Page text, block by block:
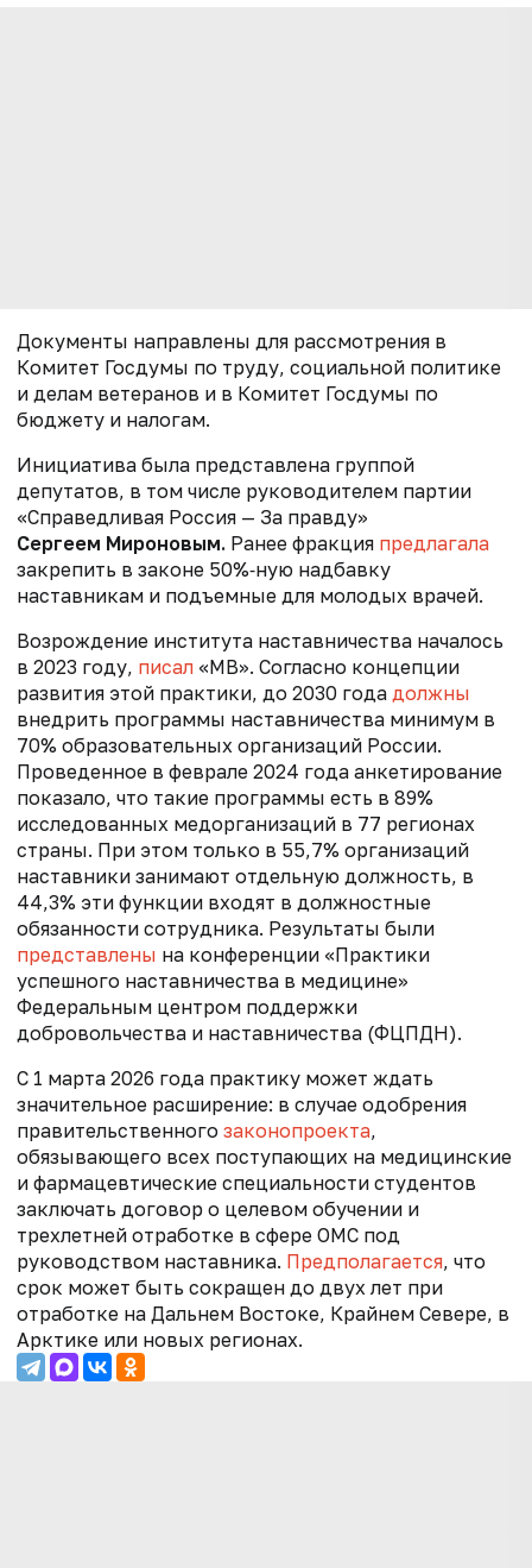
Документы направлены для рассмотрения в
Комитет Госдумы по труду, социальной политике
и делам ветеранов и в Комитет Госдумы по
бюджету и налогам.
Инициатива была представлена группой
депутатов, в том числе руководителем партии
«Справедливая Россия — За правду»
Сергеем Мироновым. Ранее фракция предлагала
закрепить в законе 50%‑ную надбавку
наставникам и подъемные для молодых врачей.
Возрождение института наставничества началось
в 2023 году, писал «МВ». Согласно концепции
развития этой практики, до 2030 года должны
внедрить программы наставничества минимум в
70% образовательных организаций России.
Проведенное в феврале 2024 года анкетирование
показало, что такие программы есть в 89%
исследованных медорганизаций в 77 регионах
страны. При этом только в 55,7% организаций
наставники занимают отдельную должность, в
44,3% эти функции входят в должностные
обязанности сотрудника. Результаты были
представлены на конференции «Практики
успешного наставничества в медицине»
Федеральным центром поддержки
добровольчества и наставничества (ФЦПДН).
С 1 марта 2026 года практику может ждать
значительное расширение: в случае одобрения
правительственного законопроекта,
обязывающего всех поступающих на медицинские
и фармацевтические специальности студентов
заключать договор о целевом обучении и
трехлетней отработке в сфере ОМС под
руководством наставника. Предполагается, что
срок может быть сокращен до двух лет при
отработке на Дальнем Востоке, Крайнем Севере, в
Арктике или новых регионах.